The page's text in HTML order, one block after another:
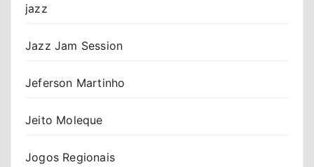
jazz
Jazz Jam Session
Jeferson Martinho
Jeito Moleque
Jogos Regionais